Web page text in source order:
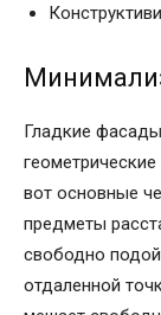
Гладкие
вот основные
предметы
свободно
отдаленной